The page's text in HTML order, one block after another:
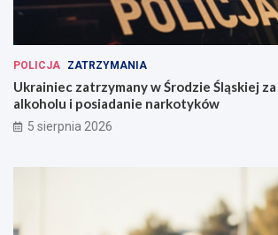
POLICJA ZATRZYMANIA
Ukrainiec zatrzymany w Środzie Śląskiej
alkoholu i posiadanie narkotyków
5 sierpnia 2026